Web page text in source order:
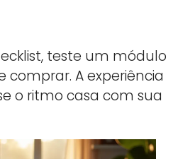
teste um módulo
A experiência
o ritmo casa com sua